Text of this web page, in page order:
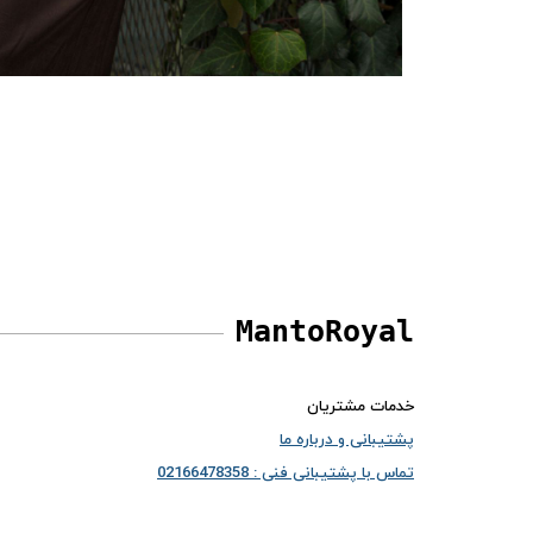
MantoRoyal
خدمات مشتریان
پشتیبانی و درباره ما
تماس با پشتیبانی فنی : 02166478358